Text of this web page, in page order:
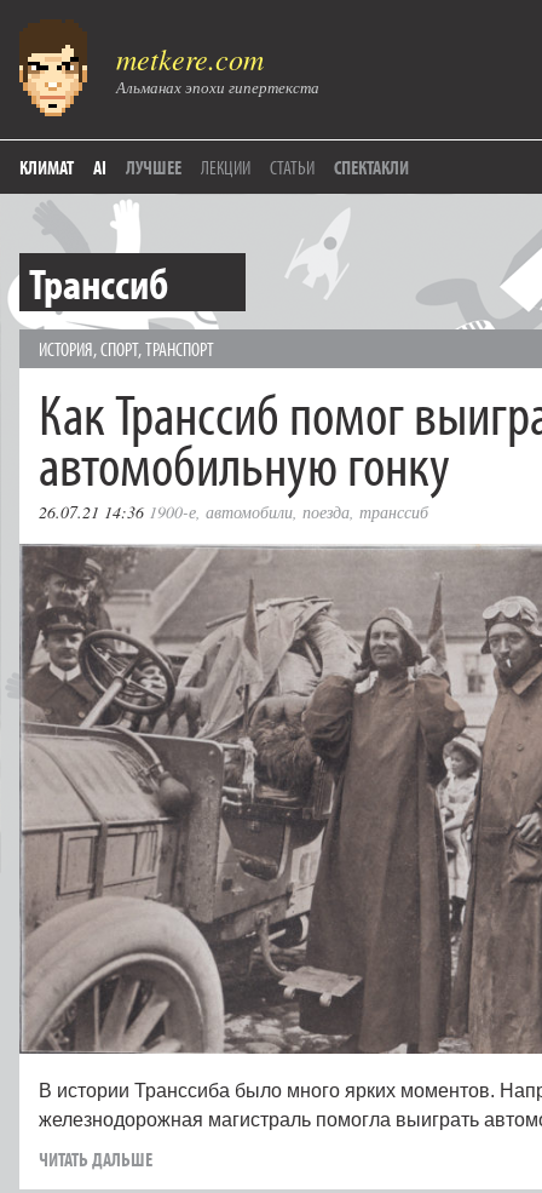
metkere.com
Альманах эпохи гипертекста
КЛИМАТ AI ЛУЧШЕЕ ЛЕКЦИИ СТАТЬИ СПЕКТАКЛИ
Транссиб
ИСТОРИЯ,СПОРТ,ТРАНСПОРТ
Как Транссиб помог
автомобильную гонку
26.07.21 14:36 1900-е, автомобили, поезда, транссиб
В истории Транссиба было много ярких моментов.
железнодорожная магистраль помогла выиграть
ЧИТАТЬ ДАЛЬШЕ